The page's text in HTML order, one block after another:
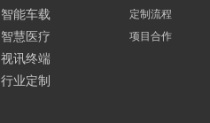
智能车载
智慧医疗
视讯终端
行业定制
定制流程
项目合作